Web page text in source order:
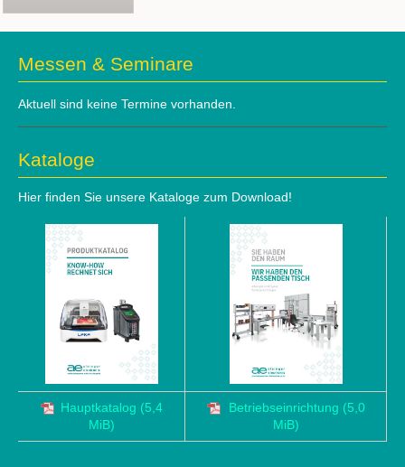
Messen & Seminare
Aktuell sind keine Termine vorhanden.
Kataloge
Hier finden Sie unsere Kataloge zum Download!
Hauptkatalog (5,4
MiB)
Betriebseinrichtung (5,0
MiB)